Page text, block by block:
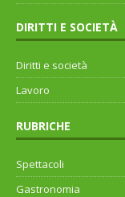
DIRITTI E SOCIETÀ
Diritti e società
Lavoro
RUBRICHE
Spettacoli
Gastronomia